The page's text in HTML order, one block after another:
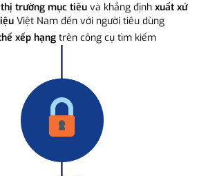
thị trường mục tiêuvà khẳng định xuất xứ
Việt Nam đến với người tiêu dùng
xếp hạng trên công cụ tìm kiếm